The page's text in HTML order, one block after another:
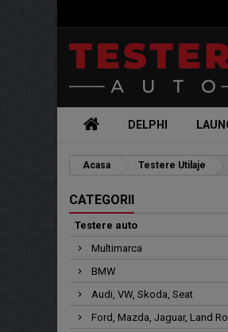
DELPHI
Acasa Testere Utilaje
CATEGORII
Testere auto
Multimarca
BMW
Audi, VW, Skoda, Seat
Ford, Mazda, Jaguar, Land